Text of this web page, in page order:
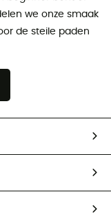
we onze smaak
de steile paden